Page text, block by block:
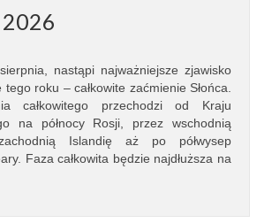
nastąpi najważniejsze zjawisko
roku – całkowite zaćmienie Słońca.
całkowitego przechodzi od Kraju
na północy Rosji, przez wschodnią
Islandię aż po półwysep
Faza całkowita będzie najdłuższa na